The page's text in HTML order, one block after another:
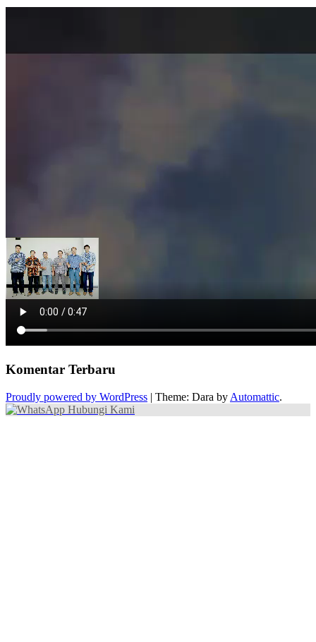
Komentar Terbaru
Proudly powered by WordPress | Theme: Dara by Automattic.
Hubungi Kami